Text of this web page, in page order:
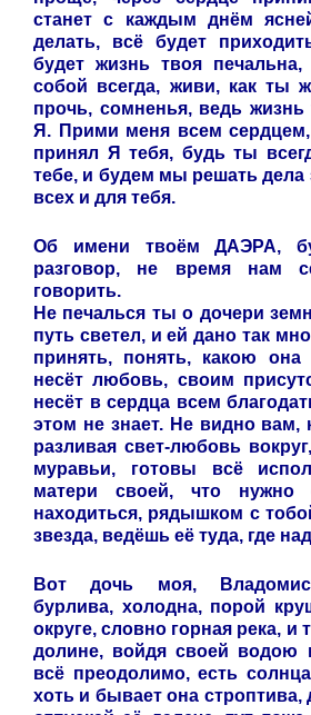
станет с каждым днём
делать, всё будет
будет жизнь твоя
собой всегда, живи, как ты
прочь, сомненья, ведь
Я. Прими меня всем
принял Я тебя, будь ты
тебе, и будем мы решать дела
всех и для тебя.
Об имени твоём ДАЭРА,
разговор, не время нам
говорить.
Не печалься ты о дочери
путь светел, и ей дано так
принять, понять, какою она
несёт любовь, своим
несёт в сердца всем
этом не знает. Не видно вам,
разливая свет-любовь
муравьи, готовы всё
матери своей, что
находиться, рядышком с
звезда, ведёшь её туда, где
Вот дочь моя,
бурлива, холодна, порой
округе, словно горная река, и
долине, войдя своей водою
всё преодолимо, есть
хоть и бывает она строптива,